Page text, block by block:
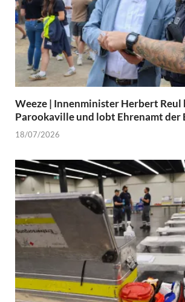
Weeze | Innenminister Herbert Reul
Parookaville und lobt Ehrenamt der
18/07/2026